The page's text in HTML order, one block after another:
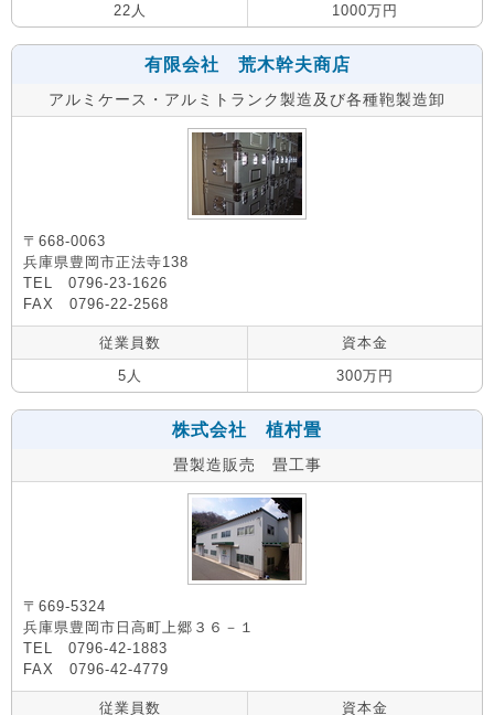
22人
1000万円
有限会社 荒木幹夫商店
アルミケース・アルミトランク製造及び各種鞄製造卸
〒668-0063
兵庫県豊岡市正法寺138
TEL 0796-23-1626
FAX 0796-22-2568
従業員数
資本金
5人
300万円
株式会社 植村畳
畳製造販売 畳工事
〒669-5324
兵庫県豊岡市日高町上郷３６－１
TEL 0796-42-1883
FAX 0796-42-4779
従業員数 資本金